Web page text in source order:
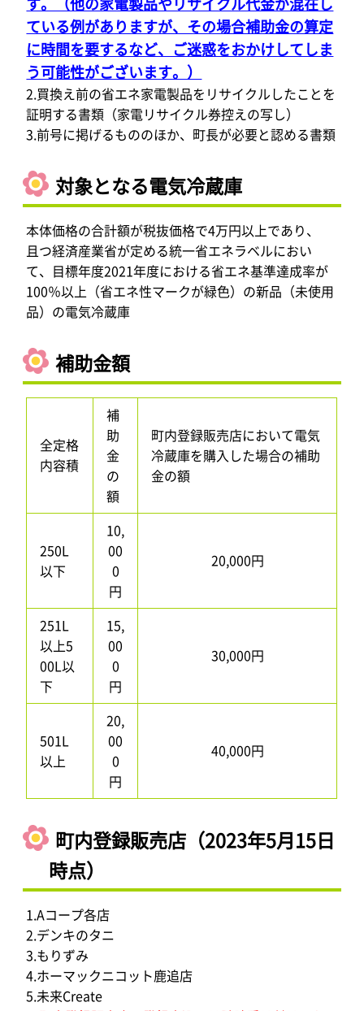
ている例がありますが、その場合補助金の算定
に時間を要するなど、ご迷惑をおかけしてしま
う可能性がございます。）
2.買換え前の省エネ家電製品をリサイクルしたことを
証明する書類（家電リサイクル券控えの写し）
3.前号に掲げるもののほか、町長が必要と認める書類
対象となる電気冷蔵庫
本体価格の合計額が税抜価格で4万円以上であり、
且つ経済産業省が定める統一省エネラベルにおい
て、目標年度2021年度における省エネ基準達成率が
100％以上（省エネ性マークが緑色）の新品（未使用
品）の電気冷蔵庫
補助金額
全定格
内容積
補
助
金
の
額
町内登録販売店において電気
冷蔵庫を購入した場合の補助
金の額
250L
以下
10,
00
0
円
20,000円
251L
以上5
00L以
下
15,
00
0
円
30,000円
501L
以上
20,
00
0
円
40,000円
町内登録販売店（2023年5月15日
時点）
1.Aコープ各店
2.デンキのタニ
3.もりずみ
4.ホーマックニコット鹿追店
5.未来Create